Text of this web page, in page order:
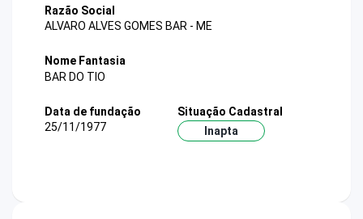
Razão Social
ALVARO ALVES GOMES BAR - ME
Nome Fantasia
BAR DO TIO
Data de fundação
25/11/1977
Situação Cadastral
Inapta